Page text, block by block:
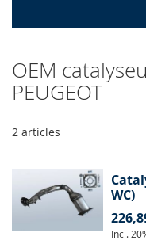
OEM
PEUGEOT
2 articles
WC)
Incl.